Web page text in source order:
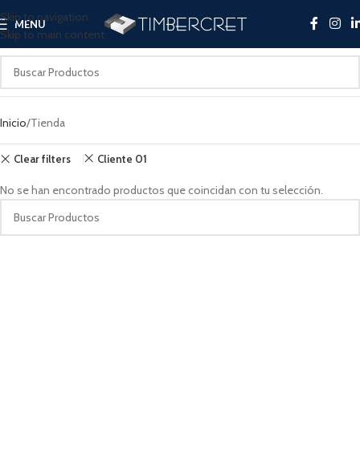
Skip to navigation
Skip to main content
MENU
Inicio Tienda
Clear filters Cliente 01
No se han encontrado productos que coincidan con tu selección.